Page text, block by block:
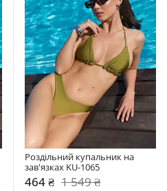
Роздільний купальник на
зав'язках KU-1065
464 ₴ 1 549 ₴